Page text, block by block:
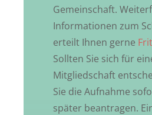
Gemeinschaft.
Informationen zum
erteilt Ihnen gerne
Sollten Sie sich für
Mitgliedschaft
Sie die Aufnahme
später beantragen.